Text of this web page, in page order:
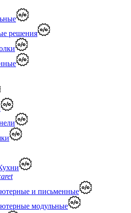
решения
и письменные
модульные